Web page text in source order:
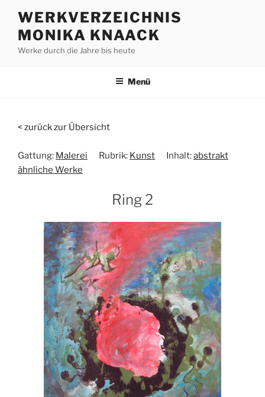
Inhalt
springen
WERKVERZEICHNIS
MONIKA KNAACK
Werke durch die Jahre bis heute
Menü
< zurück zur Übersicht
Gattung: Malerei Rubrik: Kunst Inhalt:abstrakt
ähnliche Werke
Ring 2